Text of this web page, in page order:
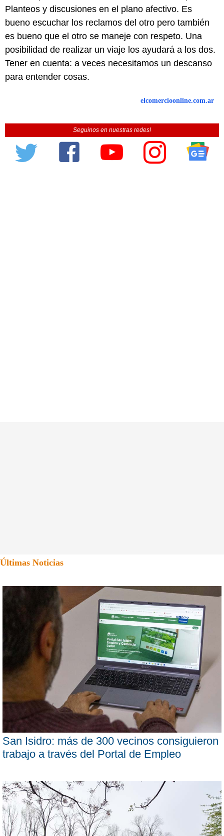
Planteos y discusiones en el plano afectivo. Es
bueno escuchar los reclamos del otro pero también
es bueno que el otro se maneje con respeto. Una
posibilidad de realizar un viaje los ayudará a los dos.
Tener en cuenta: a veces necesitamos un descanso
para entender cosas.
elcomercioonline.com.ar
Seguinos en nuestras redes!
Últimas Noticias
San Isidro: más de 300 vecinos consiguieron
trabajo a través del Portal de Empleo